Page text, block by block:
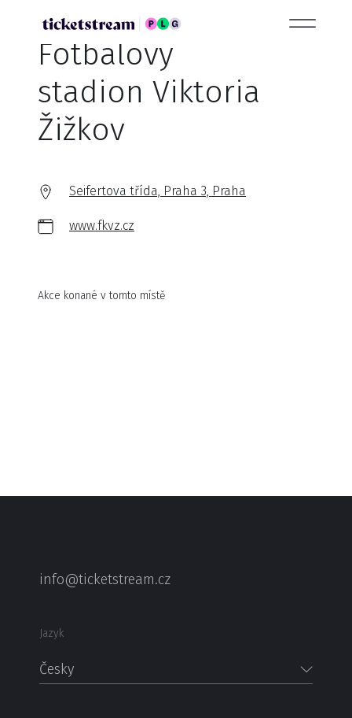
Fotbalový
stadion Viktoria
Žižkov
Seifertova třída, Praha 3, Praha
www.fkvz.cz
Akce konané v tomto místě
info@ticketstream.cz
Jazyk
Česky